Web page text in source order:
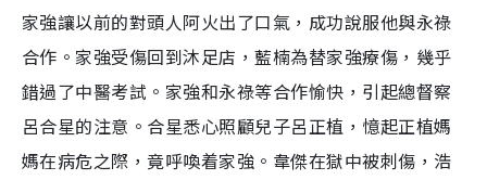
家強讓以前的對頭人阿火出了口氣，成功說服他與永祿
合作。家強受傷回到沐足店，藍楠為替家強療傷，幾乎
錯過了中醫考試。家強和永祿等合作愉快，引起總督察
呂合星的注意。合星悉心照顧兒子呂正植，憶起正植媽
媽在病危之際，竟呼喚着家強。韋傑在獄中被刺傷，浩